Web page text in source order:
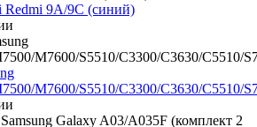
Redmi 9A/9C (синий)
M7600/S5510/C3300/C3630/C5510/